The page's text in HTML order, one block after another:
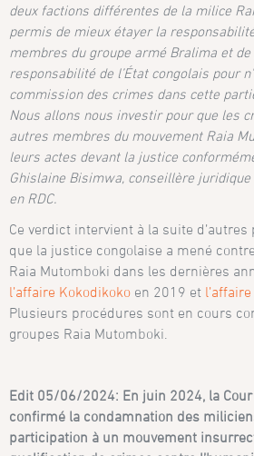
deux factions différentes de la milice
permis de mieux étayer la
membres du groupe armé Bralima et
responsabilité de l’État congolais pour
commission des crimes dans cette
Nous allons nous investir pour que les
autres membres du mouvement Raia
leurs actes devant la justice
Ghislaine Bisimwa, conseillère
en RDC.
Ce verdict intervient à la suite
que la justice congolaise a mené
Raia Mutomboki dans les dernières
l’affaire Kokodikoko en 2019 et
Plusieurs procédures sont en cours
groupes Raia Mutomboki.
Edit 05/06/2024: En juin 2024, la
confirmé la condamnation des
participation à un mouvement